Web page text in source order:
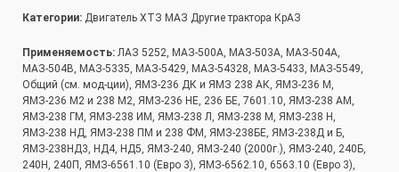
Категории: Двигатель ХТЗ МАЗ Другие трактора КрАЗ
Применяемость: ЛАЗ 5252, МАЗ-500А, МАЗ-503А, МАЗ-504А,
МАЗ-504В, МАЗ-5335, МАЗ-5429, МАЗ-54328, МАЗ-5433, МАЗ-5549,
Общий (см. мод-ции), ЯМЗ-236 ДК и ЯМЗ 238 АК, ЯМЗ-236 М,
ЯМЗ-236 М2 и 238 М2, ЯМЗ-236 НЕ, 236 БЕ, 7601.10, ЯМЗ-238 АМ,
ЯМЗ-238 ГМ, ЯМЗ-238 ИМ, ЯМЗ-238 Л, ЯМЗ-238 М, ЯМЗ-238 Н,
ЯМЗ-238 НД, ЯМЗ-238 ПМ и 238 ФМ, ЯМЗ-238БЕ, ЯМЗ-238Д и Б,
ЯМЗ-238НД3, НД4, НД5, ЯМЗ-240, ЯМЗ-240 (2000г.), ЯМЗ-240, 240Б,
240Н, 240П, ЯМЗ-6561.10 (Евро 3), ЯМЗ-6562.10, 6563.10 (Евро 3),